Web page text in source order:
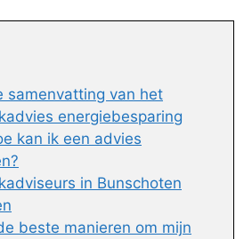
samenvatting van het
energiebesparing
kan ik een advies
in Bunschoten
beste manieren om mijn